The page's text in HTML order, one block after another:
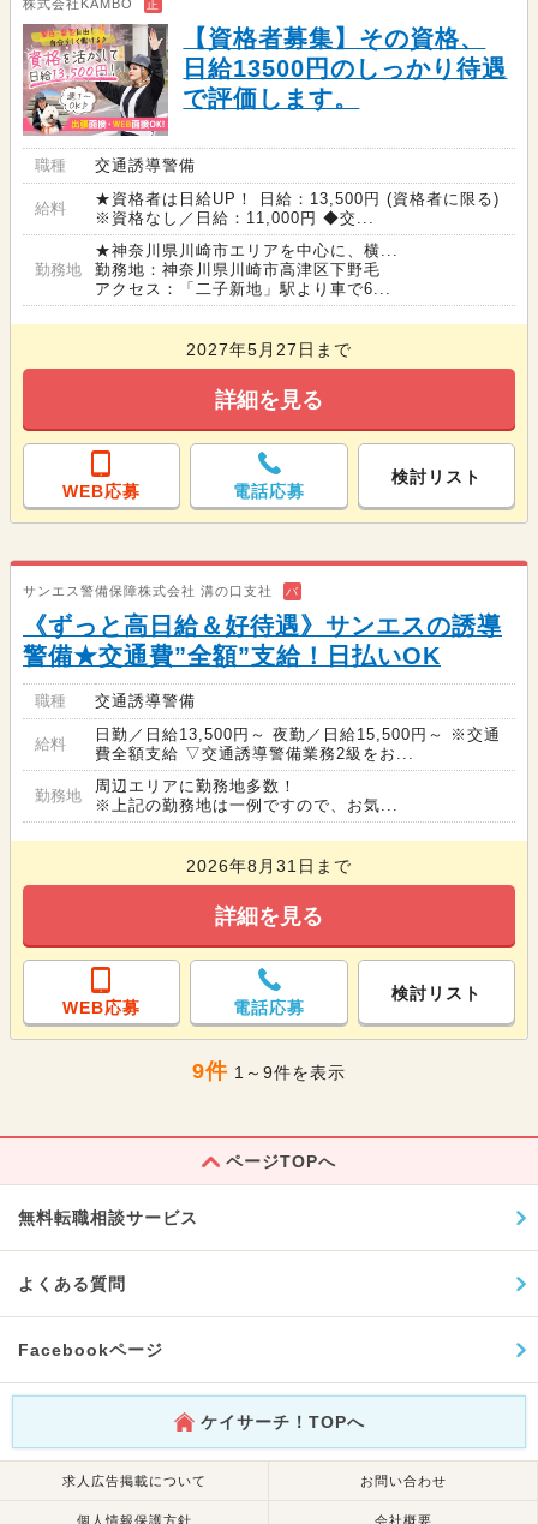
株式会社KAMBO 正
【資格者募集】その資格、
日給13500円のしっかり待遇
で評価します。
職種 交通誘導警備
給料
★資格者は日給UP！ 日給：13,500円 (資格者に限る)
※資格なし／日給：11,000円 ◆交...
勤務地
★神奈川県川崎市エリアを中心に、横...
勤務地：神奈川県川崎市高津区下野毛
アクセス：「二子新地」駅より車で6...
2027年5月27日まで
詳細を見る
WEB応募 電話応募
検討リスト
サンエス警備保障株式会社 溝の口支社 バ
《ずっと高日給＆好待遇》サンエスの誘導
警備★交通費”全額”支給！日払いOK
職種 交通誘導警備
給料
日勤／日給13,500円～ 夜勤／日給15,500円～ ※交通
費全額支給 ▽交通誘導警備業務2級をお...
勤務地
周辺エリアに勤務地多数！
※上記の勤務地は一例ですので、お気...
2026年8月31日まで
詳細を見る
WEB応募 電話応募
検討リスト
9件 1～9件を表示
ページTOPへ
無料転職相談サービス
よくある質問
Facebookページ
ケイサーチ！TOPへ
求人広告掲載について お問い合わせ
個人情報保護方針 会社概要